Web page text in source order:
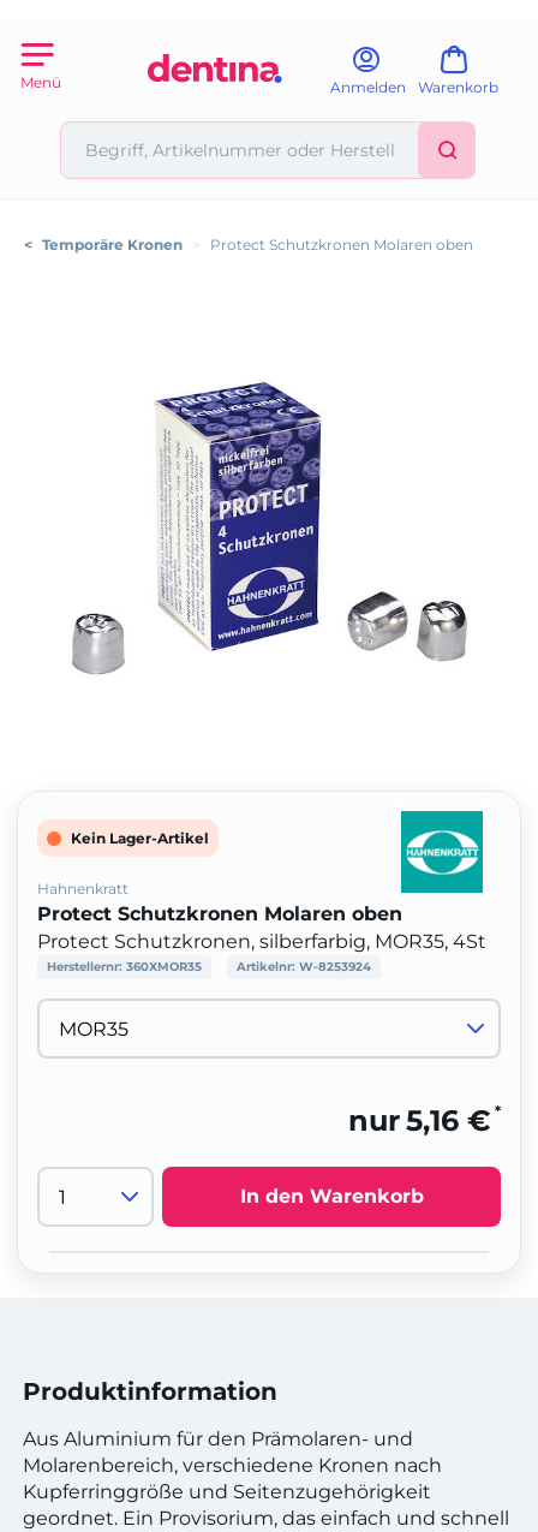
Menü Anmelden Warenkorb
< Temporäre Kronen > Protect Schutzkronen Molaren oben
Kein Lager-Artikel
Hahnenkratt
Protect Schutzkronen Molaren oben
Protect Schutzkronen, silberfarbig, MOR35, 4St
Herstellernr: 360XMOR35 Artikelnr: W-8253924
nur5,16 € *
In den Warenkorb
Produktinformation
Aus Aluminium für den Prämolaren- und
Molarenbereich, verschiedene Kronen nach
Kupferringgröße und Seitenzugehörigkeit
geordnet. Ein Provisorium, das einfach und schnell